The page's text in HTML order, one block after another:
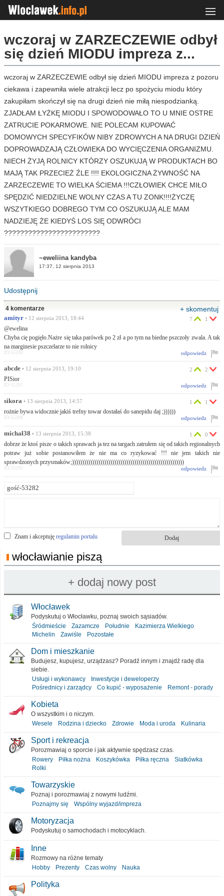
wczoraj w ZARZECZEWIE odbył
się dzień MIODU impreza z...
wczoraj w ZARZECZEWIE odbył się dzień MIODU impreza z pozoru
ciekawa i zapewniła wiele atrakcji lecz po spożyciu miodu który
zakupiłam skończył się na drugi dzień nie miłą niespodzianką.
ZJADŁAM ŁYŻKĘ MIODU I SPOWODOWAŁO TO U MNIE OSTRE
ZATRUCIE POKARMOWE. NIE POLECAM KUPOWAĆ
DOMOWYCH SPECYFIKÓW NIBY ZDROWYCH A NA DRUGI DZIEŃ
DOPROWADZAJĄ CZŁOWIEKA DO WYCIĘCZENIA ORGANIZMU.
NIECH ŻYJĄ ROLNICY KTÓRZY OSZUKUJĄ W PRODUKTACH BO
MAJĄ TAK PRZECIEŻ ŹLE !!!! EKOLOGICZNA ŻYWNOŚĆ NA
ZARZECZEWIE TO WIELKA ŚCIEMA !!!CZŁOWIEK CHCE MIŁO
SPĘDZIĆ NIEDZIELNE WOLNY CZAS A TU ZONK!!!!ŻYCZĘ
WSZYTKIEGO DOBREGO TYM CO OSZUKUJĄ ALE MAM
NADZIEJĘ ŻE KIEDYŚ LOS SIĘ ODWRÓCI
????????????????????????
~eweliina kandyba
17:37, 12 sierpnia 2013
Udostępnij
4 komentarze + skomentuj
amityr • 12 sierpnia 2013, 18:44
@ewelina
Chyba cię pogięło.Nażre się taka parówek po 2 zł a po tym na biedne pszczoły zwala. A tak
na marginesie pszczelarze to nie rolnicy
7 1
odpowiedz
ID:55280
abcde • 12 sierpnia 2013, 19:10
PISior
2 2
odpowiedz
ID:55281
sikora • 13 sierpnia 2013, 14:57
rożnie bywa widocznie jakiś trefny towar dostałaś do sanepidu daj ;))))))
1 1
odpowiedz
ID:55288
michał38 • 13 sierpnia 2013, 15:38
dobrze że ktoś pisze o takich sprawach ja tez na targach zatrułem się od takich regionalnych
potraw już sobie postanowiłem że nie ma co ryzykować !!! nie jem takich nie
sprawdzonych przysmaków;))))))))))))))))))))))))))))))))))))))))))))))))))))))))
1 0
odpowiedz
ID:55292
Znam i akceptuję regulamin portalu
włocławianie piszą
Włocławek
Podyskutuj o Włocławku, poznaj swoich sąsiadów.
Śródmieście
Zazamcze Południe
Kazimierza Wielkiego
Michelin
Zawiśle Pozostałe
Dom i mieszkanie
Budujesz, kupujesz, urządzasz? Poradź innym i znajdź radę dla
siebie.
Usługi i wykonawcy
Inwestycje i deweloperzy
Pośrednicy i zarządcy
Co kupić - wyposażenie Remont - porady
Kobieta
O wszystkim i o niczym.
Wesele
Rodzina i dziecko Zdrowie Moda i uroda Kulinaria
Sport i rekreacja
Porozmawiaj o sporcie i jak aktywnie spędzasz czas.
Rowery
Piłka nożna Koszykówka Piłka ręczna
Siatkówka
Rolki
Towarzyskie
Poznaj i porozmawiaj z nowymi ludźmi.
Poznajmy się
Wspólny wyjazd/impreza
Motoryzacja
Podyskutuj o samochodach i motocyklach.
Inne
Rozmowy na różne tematy
Hobby
Prezenty Czas wolny Nauka
Polityka